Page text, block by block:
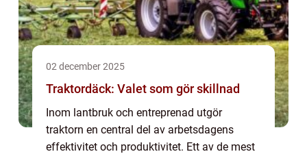
02 december 2025
Traktordäck: Valet som gör skillnad
Inom lantbruk och entreprenad utgör
traktorn en central del av arbetsdagens
effektivitet och produktivitet. Ett av de mest